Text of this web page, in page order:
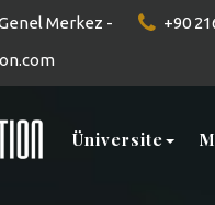
Merkez -
+90
Üniversite